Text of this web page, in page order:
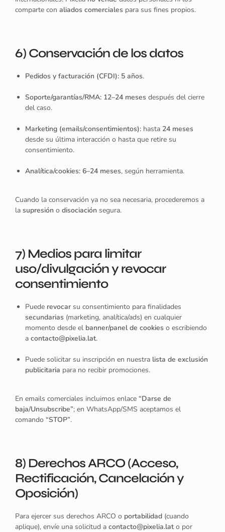
comparte con aliados comerciales para sus fines propios.
6) Conservación de los datos
Pedidos y facturación (CFDI): 5 años.
Soporte/garantías/RMA: 12–24 meses después del cierre
del caso.
Marketing (emails/consentimientos): hasta 24 meses
desde su última interacción o hasta que retire su
consentimiento.
Analítica/cookies: 6–24 meses, según herramienta.
Cuando la conservación ya no sea necesaria, procederemos a
la supresión o disociación segura.
7) Medios para limitar
uso/divulgación y revocar
consentimiento
Puede revocar su consentimiento para finalidades
secundarias (marketing, analítica/ads) en cualquier
momento desde el banner/panel de cookies o escribiendo
a contacto@pixelia.lat.
Puede solicitar su inscripción en nuestra lista de exclusión
publicitaria para no recibir promociones.
En emails comerciales incluimos enlace “Darse de
baja/Unsubscribe”; en WhatsApp/SMS aceptamos el
comando “STOP”.
8) Derechos ARCO (Acceso,
Rectificación, Cancelación y
Oposición)
Para ejercer sus derechos ARCO o portabilidad (cuando
aplique), envíe una solicitud a contacto@pixelia.lato por